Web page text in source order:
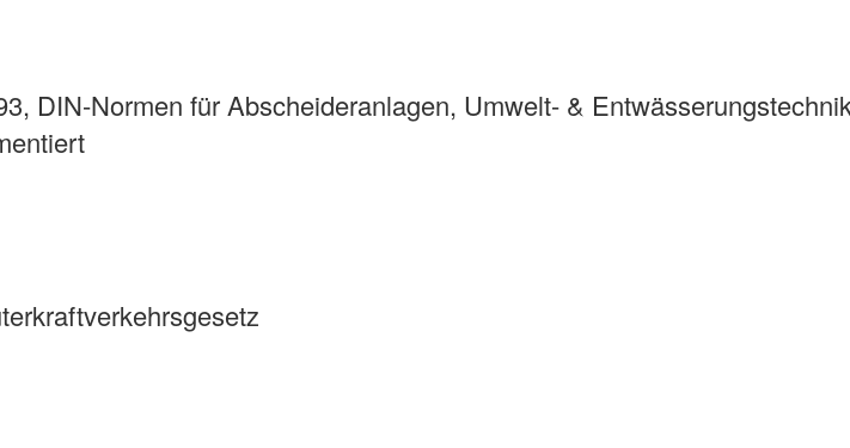
DIN-Normen für Abscheideranlagen, Umwelt- &